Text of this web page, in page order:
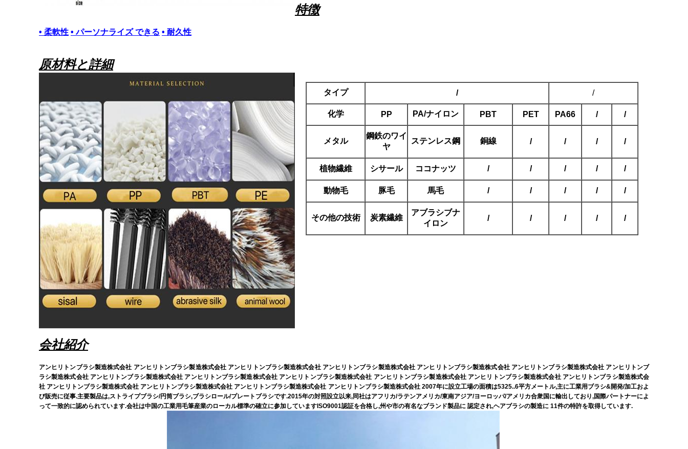
特徴
• 柔軟性 • パーソナライズ できる • 耐久性
原材料と詳細
タイプ / /
化学 PP PA/ナイロン PBT PET PA66 / /
メタル
鋼鉄のワイ
ヤ
ステンレス鋼 銅線 / / / /
植物繊維 シサール ココナッツ / / / / /
動物毛 豚毛 馬毛 / / / / /
その他の技術 炭素繊維
アブラシブナ
イロン
/ / / / /
会社紹介
アンヒリトンブラシ製造株式会社 アンヒリトンブラシ製造株式会社 アンヒリトンブラシ製造株式会社 アンヒリトンブラシ製造株式会社 アンヒリトンブラシ製造株式会社 アンヒリトンブラシ製造株式会社 アンヒリトンブ
ラシ製造株式会社 アンヒリトンブラシ製造株式会社 アンヒリトンブラシ製造株式会社 アンヒリトンブラシ製造株式会社 アンヒリトンブラシ製造株式会社 アンヒリトンブラシ製造株式会社 アンヒリトンブラシ製造株式会
社 アンヒリトンブラシ製造株式会社 アンヒリトンブラシ製造株式会社 アンヒリトンブラシ製造株式会社 アンヒリトンブラシ製造株式会社 2007年に設立工場の面積は5325..6平方メートル,主に工業用ブラシ&開発/加工およ
び販売に従事.主要製品は,ストライプブラシ/円筒ブラシ,ブラシロール/プレートブラシです.2015年の対照設立以来,同社はアフリカ/ラテンアメリカ/東南アジア/ヨーロッパ/アメリカ合衆国に輸出しており,国際パートナーによ
って一致的に認められています.会社は中国の工業用毛筆産業のローカル標準の確立に参加していますISO9001認証を合格し,州や市の有名なブランド製品に 認定され,ヘアブラシの製造に 11件の特許を取得しています.